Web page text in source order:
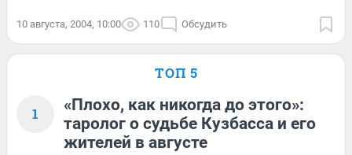
10 августа, 2004, 10:00 110 Обсудить
ТОП 5
1
«Плохо, как никогда до этого»:
таролог о судьбе Кузбасса и его
жителей в августе